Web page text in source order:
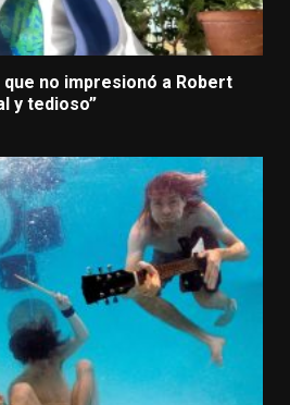
no impresionó a Robert
y tedioso”